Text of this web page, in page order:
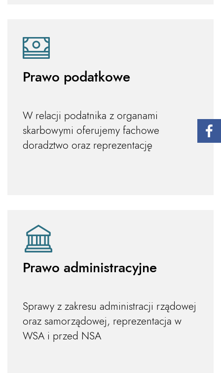
Prawo podatkowe
W relacji podatnika z organami
skarbowymi oferujemy fachowe
doradztwo oraz reprezentację
Prawo administracyjne
Sprawy z zakresu administracji rządowej
oraz samorządowej, reprezentacja w
WSA i przed NSA